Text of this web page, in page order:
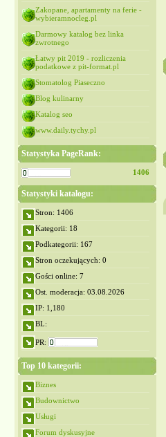
Zakopane, apartamenty na ferie -
wybieramnocleg.pl
Darmowy katalog bez linka
zwrotnego
Łatwy pit 2019 - rozliczenia
podatkowe z pit-format.pl
Stomatolog Piaseczno
Blog kulinarny
Katalog seo
www.daily.tychy.pl
Statystyka PageRank:
1406
Statystyki katalogu:
Stron: 1406
Kategorii: 18
Podkategorii: 167
Stron oczekujących: 0
Gości online: 7
Ost. moderacja: 03.08.2026
IP: 1,180
BL:
PR:
Top 10 kategorii:
Biznes
Budownictwo
Usługi
Forum dyskusyjne